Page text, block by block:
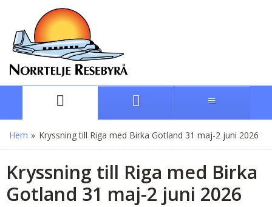
Hem » Kryssning till Riga med Birka Gotland 31 maj-2 juni 2026
Kryssning till Riga med Birka
Gotland 31 maj-2 juni 2026